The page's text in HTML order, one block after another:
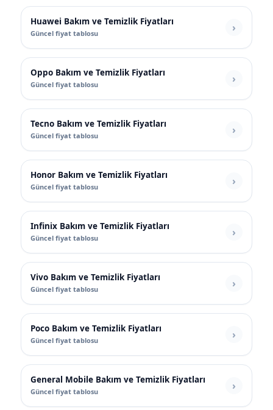
Huawei Bakım ve Temizlik Fiyatları
Güncel fiyat tablosu
Oppo Bakım ve Temizlik Fiyatları
Güncel fiyat tablosu
Tecno Bakım ve Temizlik Fiyatları
Güncel fiyat tablosu
Honor Bakım ve Temizlik Fiyatları
Güncel fiyat tablosu
Infinix Bakım ve Temizlik Fiyatları
Güncel fiyat tablosu
Vivo Bakım ve Temizlik Fiyatları
Güncel fiyat tablosu
Poco Bakım ve Temizlik Fiyatları
Güncel fiyat tablosu
General Mobile Bakım ve Temizlik Fiyatları
Güncel fiyat tablosu